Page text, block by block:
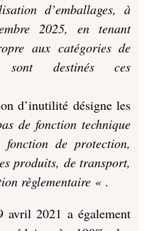
d’emballages, à
2025, en tenant
aux catégories de
sont destinés ces
d’inutilité désigne les
de fonction technique
fonction de protection,
produits, de transport,
règlementaire « .
avril 2021 a également